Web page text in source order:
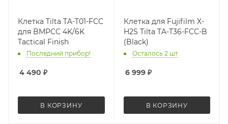
Клетка Tilta TA-T01-FCC
для BMPCC 4K/6K
Tactical Finish
Последний прибор!
4 490 ₽
В КОРЗИНУ
Клетка для Fujifilm X-
H2S Tilta TA-T36-FCC-B
(Black)
Осталось 2 шт
6 999₽
В КОРЗИНУ